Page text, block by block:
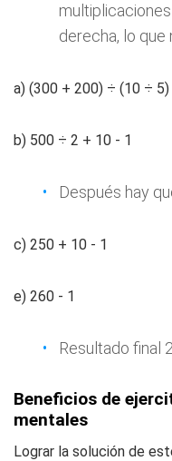
derecha, lo que
a) (300 + 200) ÷ (10 ÷
b) 500 ÷ 2 + 10 - 1
Después hay
c) 250 + 10 - 1
e) 260 - 1
Resultado final
Beneficios de
mentales
Lograr la solución de